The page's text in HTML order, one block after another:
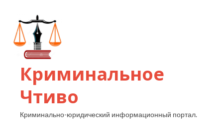
Криминальное
Чтиво
Криминально-юридический информационный портал.